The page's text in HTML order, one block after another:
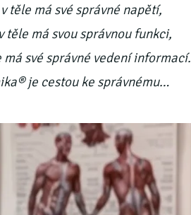
těle má své správné napětí,
těle má svou správnou funkci,
má své správné vedení informací.
je cestou ke správnému…